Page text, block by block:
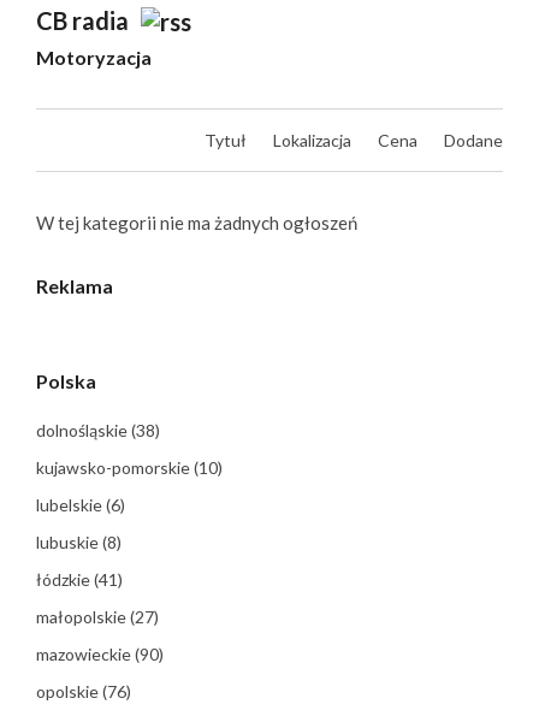
CB radia
Motoryzacja
Tytuł Lokalizacja Cena Dodane
W tej kategorii nie ma żadnych ogłoszeń
Reklama
Polska
dolnośląskie(38)
kujawsko-pomorskie(10)
lubelskie(6)
lubuskie(8)
łódzkie(41)
małopolskie(27)
mazowieckie(90)
opolskie(76)